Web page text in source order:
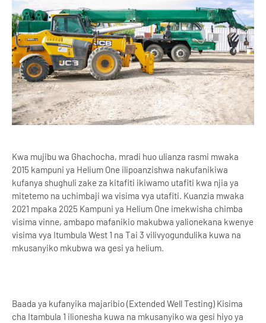
Kwa mujibu wa Ghachocha, mradi huo ulianza rasmi mwaka
2015 kampuni ya Helium One ilipoanzishwa nakufanikiwa
kufanya shughuli zake za kitafiti ikiwamo utafiti kwa njia ya
mitetemo na uchimbaji wa visima vya utafiti. Kuanzia mwaka
2021 mpaka 2025 Kampuni ya Helium One imekwisha chimba
visima vinne, ambapo mafanikio makubwa yalionekana kwenye
visima vya Itumbula West 1 na Tai 3 vilivyogundulika kuwa na
mkusanyiko mkubwa wa gesi ya helium.
Baada ya kufanyika majaribio (Extended Well Testing) Kisima
cha Itambula 1 ilionesha kuwa na mkusanyiko wa gesi hiyo ya